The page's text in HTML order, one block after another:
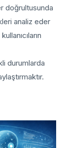
doğrultusunda
analiz eder
durumlarda